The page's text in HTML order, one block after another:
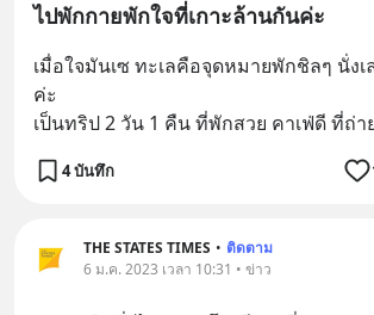
ไปพักกายพักใจที่เกาะล้านกันค่ะ
เมื่อใจมันเซ ทะเลคือจุดหมายพักชิลๆ นั่ง
ค่ะ
เป็นทริป 2 วัน 1 คืน ที่พักสวย คาเฟ่ดี ที่ถ่า
4 บันทึก
THE STATES TIMES • ติดตาม
6 ม.ค. 2023 เวลา 10:31 • ข่าว